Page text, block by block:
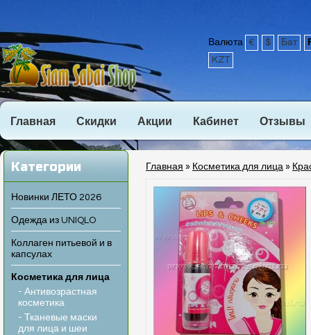
Валюта € $ Бат
KZT
Главная Скидки Акции Кабинет Отзывы
Категории
Новинки ЛЕТО 2026
Одежда из UNIQLO
Коллаген питьевой и в
капсулах
Косметика для лица
- Антивозрастная
косметика
- Тканевые маски
для лица и шеи
Главная » Косметика для лица »